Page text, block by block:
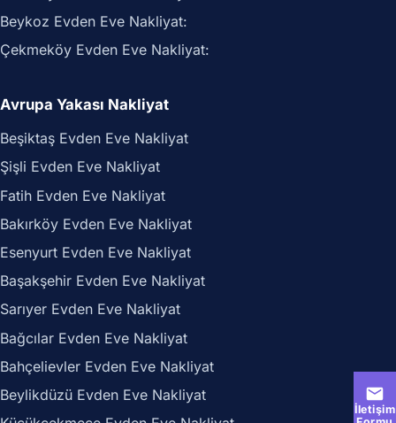
Beykoz Evden Eve Nakliyat:
Çekmeköy Evden Eve Nakliyat:
Avrupa Yakası Nakliyat
Beşiktaş Evden Eve Nakliyat
Şişli Evden Eve Nakliyat
Fatih Evden Eve Nakliyat
Bakırköy Evden Eve Nakliyat
Esenyurt Evden Eve Nakliyat
Başakşehir Evden Eve Nakliyat
Sarıyer Evden Eve Nakliyat
Bağcılar Evden Eve Nakliyat
Bahçelievler Evden Eve Nakliyat
Beylikdüzü Evden Eve Nakliyat
İletişim